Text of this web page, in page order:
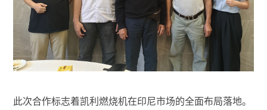
此次合作标志着凯利燃烧机在印尼市场的全面布局落地。